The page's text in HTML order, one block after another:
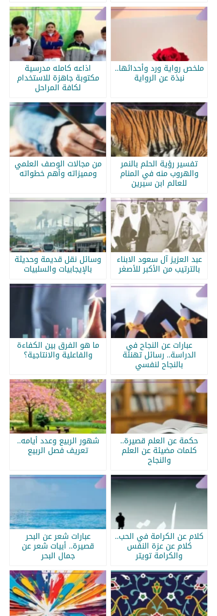
ملخص رواية ورد وأحداثها..
نبذة عن الرواية
اذاعه كامله مدرسية
مكتوبة جاهزة للاستخدام
لكافة المراحل
تفسير رؤية الحلم بالنمر
والهروب منه في المنام
للعالم ابن سيرين
من مجالات الوصف العلمي
ومميزاته وأهم خطواته
عبد العزيز آل سعود الابناء
بالترتيب من الأكبر للأصغر
وسائل نقل قديمة وحديثة
بالإيجابيات والسلبيات
عبارات عن النجاح في
الدراسة.. رسائل تهنئة
بالنجاح لنفسي
ما هو الفرق بين الكفاءة
والفاعلية والانتاجية؟
حكمة عن العلم قصيرة..
كلمات مضيئة عن العلم
والنجاح
شهور الربيع وعدد أيامه..
تعريف فصل الربيع
كلام عن الكرامة في الحب..
كلام عن عزة النفس
والكرامة تويتر
عبارات شعر عن البحر
قصيرة.. أبيات شعر عن
جمال البحر